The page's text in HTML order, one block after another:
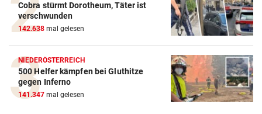
Cobra stürmt Dorotheum, Täter ist
verschwunden
142.638 mal gelesen
NIEDERÖSTERREICH
500 Helfer kämpfen bei Gluthitze
gegen Inferno
141.347 mal gelesen